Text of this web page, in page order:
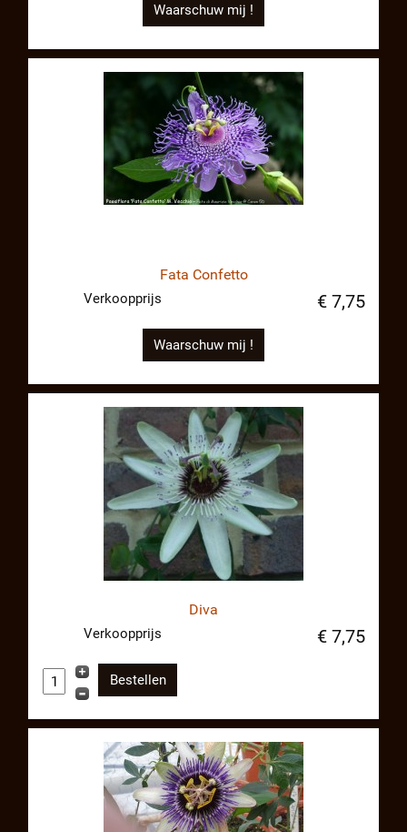
Waarschuw mij !
Fata Confetto
Verkoopprijs € 7,75
Waarschuw mij !
Diva
Verkoopprijs € 7,75